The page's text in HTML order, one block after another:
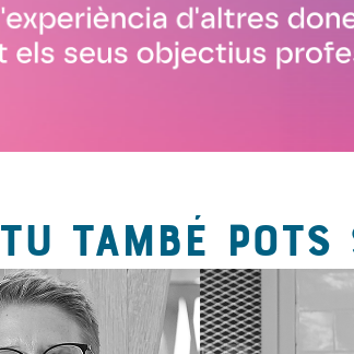
TU TAMBÉ POTS